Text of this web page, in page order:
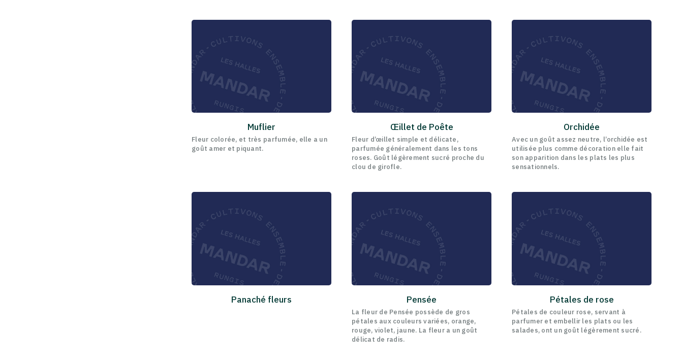
Muflier
Fleur colorée, et très parfumée, elle a un
goût amer et piquant.
Œillet de Poête
Fleur d’œillet simple et délicate,
parfumée généralement dans les tons
roses. Goût légèrement sucré proche du
clou de girofle.
Orchidée
Avec un goût assez neutre, l’orchidée est
utilisée plus comme décoration elle fait
son apparition dans les plats les plus
sensationnels.
Panaché fleurs Pensée
La fleur de Pensée possède de gros
pétales aux couleurs variées, orange,
rouge, violet, jaune. La fleur a un goût
délicat de radis.
Pétales de rose
Pétales de couleur rose, servant à
parfumer et embellir les plats ou les
salades, ont un goût légèrement sucré.